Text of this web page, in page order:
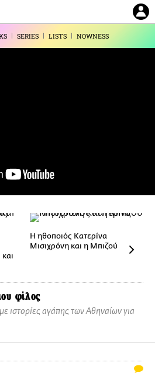
SERIES LISTS NOWNESS
φίλος
ιστορίες αγάπης των Αθηναίων για
Η ηθοποιός Κατερίνα
Μισιχρόνη και η Μπιζού